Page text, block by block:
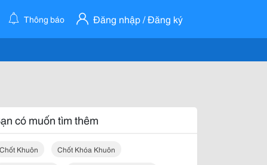
Thông báo Đăng nhập / Đăng ký
có muốn tìm thêm
Chốt Khuôn Chốt Khóa Khuôn